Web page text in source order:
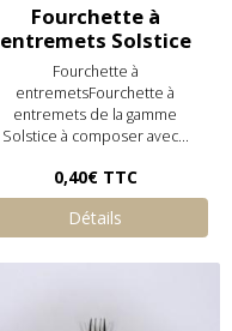
Fourchette à
entremets Solstice
Fourchette à
entremetsFourchette à
entremets de la gamme
Solstice à composer avec...
0,40€ TTC
Détails